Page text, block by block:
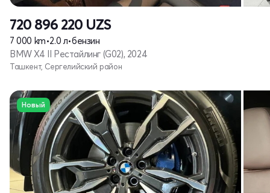
720 896 220 UZS
7 000 km•2.0 л•бензин
BMW X4 II Рестайлинг (G02), 2024
Ташкент, Сергелийский район
Новый